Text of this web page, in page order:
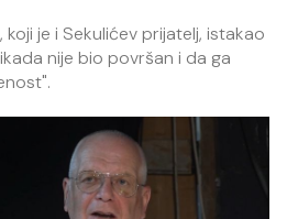
je i Sekulićev prijatelj, istakao
nije bio površan i da ga